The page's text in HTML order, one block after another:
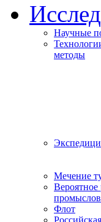
Научные
методы
Мечение
Вероятное
Флот